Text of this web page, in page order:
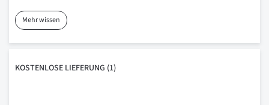
Mehr wissen
KOSTENLOSE LIEFERUNG (1)